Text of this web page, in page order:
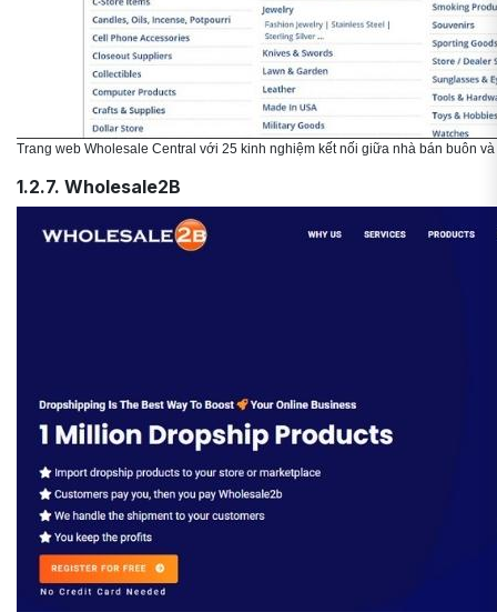
Trang web Wholesale Central với 25 kinh nghiệm kết nối giữa nhà bán buôn
1.2.7. Wholesale2B